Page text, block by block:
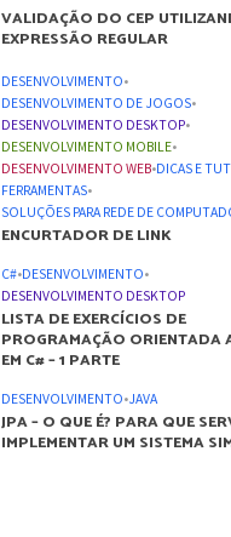
VALIDAÇÃO DO CEP
EXPRESSÃO REGULAR
DESENVOLVIMENTO•
DESENVOLVIMENTO DE JOGOS•
DESENVOLVIMENTO DESKTOP•
DESENVOLVIMENTO MOBILE•
DESENVOLVIMENTO WEB•DICAS E
FERRAMENTAS•
SOLUÇÕES PARA REDE DE
ENCURTADOR DE LINK
C#•DESENVOLVIMENTO•
DESENVOLVIMENTO DESKTOP
LISTA DE EXERCÍCIOS DE
PROGRAMAÇÃO ORIENTADA
EM C# – 1 PARTE
DESENVOLVIMENTO•JAVA
JPA – O QUE É? PARA QUE
IMPLEMENTAR UM SISTEMA